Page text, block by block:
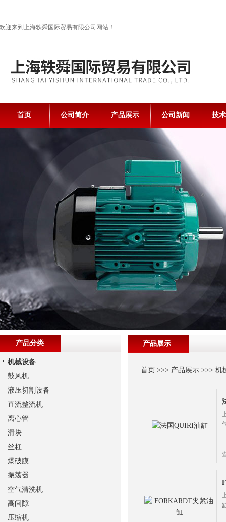
欢迎来到上海轶舜国际贸易有限公司网站！
首页 公司简介 产品展示 公司新闻 技
产品展示
首页 >>> 产品展示 >>>机
产品分类
机械设备
鼓风机
液压切割设备
直流整流机
离心管
滑块
丝杠
爆破膜
振荡器
空气清洗机
高间隙
压缩机